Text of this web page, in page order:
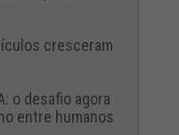
cresceram
o desafio agora
entre humanos